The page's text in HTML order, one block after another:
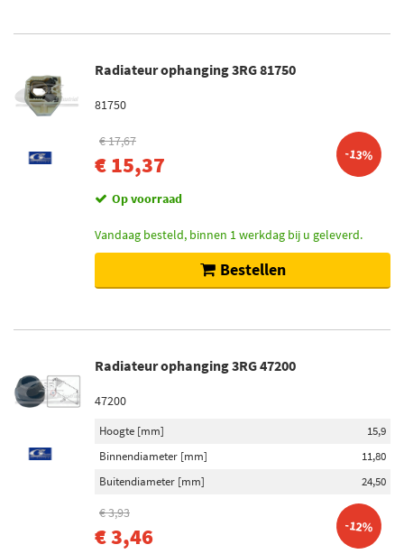
Radiateur ophanging 3RG 81750
81750
€ 17,67
€ 15,37 -13%
Op voorraad
Vandaag besteld, binnen 1 werkdag bij u geleverd.
Bestellen
Radiateur ophanging 3RG 47200
47200
Hoogte [mm]
15,9
Binnendiameter [mm]
11,80
Buitendiameter [mm]
24,50
€ 3,93
€ 3,46 -12%